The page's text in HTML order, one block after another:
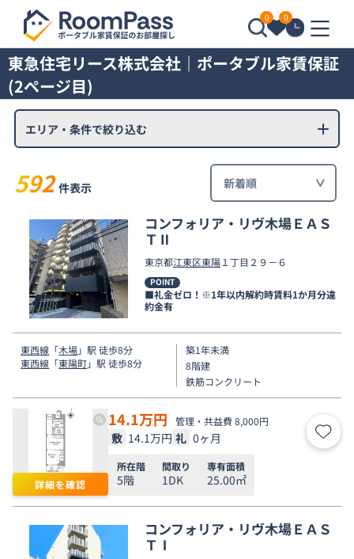
0 0
東急住宅リース株式会社｜ポータブル家賃保証
(2ページ目)
エリア・条件で絞り込む
592 件表示
コンフォリア・リヴ木場ＥＡＳ
ＴⅡ
東京都江東区東陽１丁目２９－６
POINT
■礼金ゼロ！※1年以内解約時賃料1か月分違
約金有
東西線 「木場」駅 徒歩8分
東西線 「東陽町」駅 徒歩8分
築1年未満
8階建
鉄筋コンクリート
詳細を確認
14.1万円 管理・共益費 8,000円
敷 14.1万円 礼 0ヶ月 お気
所在階
5階
間取り
1DK
専有面積
25.00㎡
コンフォリア・リヴ木場ＥＡＳ
ＴⅠ